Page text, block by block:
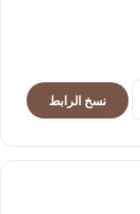
نسخ الرابط